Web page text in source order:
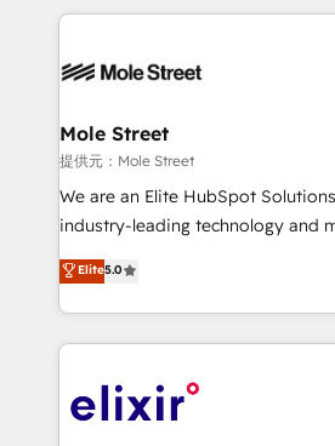
empresas em 13 países utilizam a
HubSpot.
completed across APAC and
migrations, custom integrations,
Salesforce, Microsoft Dynamics,
migrations; custom integrations
including Ticketmaster, Ticketek,
NetSuite, Snowflake, and
a Ticketmaster Nexus Partner, we
sports and events integrations in
include five HubSpot Academy
HubSpot Awards, recognition in
Mole Street
提供元：Mole Street
We are an Elite HubSpot
industry-leading technology and
consultancy. Our focus is on
market B2B companies globally
approach to execute their goals
applications of our solutions;
Design, Migrations + Integrations. Mole Street’s
Elite5.0